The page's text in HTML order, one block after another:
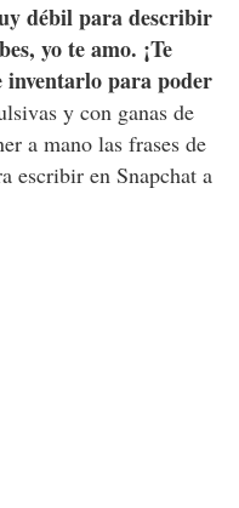
débil para describir
yo te amo. ¡Te
inventarlo para poder
y con ganas de
a mano las frases de
escribir en Snapchat a